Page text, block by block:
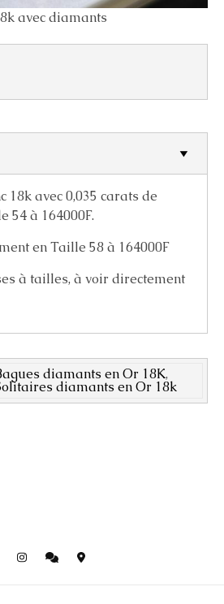
avec diamants
18k avec 0,035 carats de
54 à 164000F.
en Taille 58 à 164000F
à tailles, à voir directement
diamants en Or 18K,
diamants en Or 18k